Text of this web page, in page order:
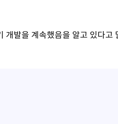
개발을 계속했음을 알고 있다고